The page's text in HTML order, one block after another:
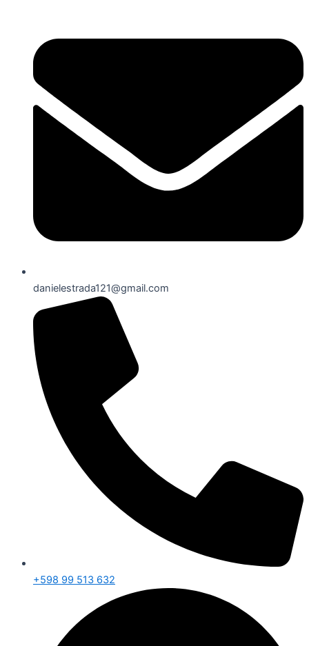
danielestrada121@gmail.com
+598 99 513 632